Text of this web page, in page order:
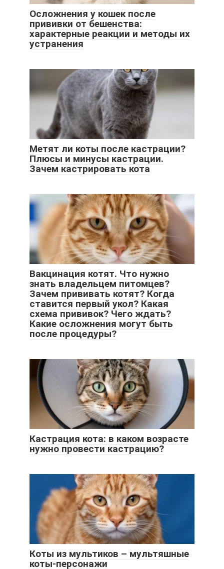
Осложнения у кошек после
прививки от бешенства:
характерные реакции и методы их
устранения
Метят ли коты после кастрации?
Плюсы и минусы кастрации.
Зачем кастрировать кота
Вакцинация котят. Что нужно
знать владельцем питомцев?
Зачем прививать котят? Когда
ставится первый укол? Какая
схема прививок? Чего ждать?
Какие осложнения могут быть
после процедуры?
Кастрация кота: в каком возрасте
нужно провести кастрацию?
Коты из мультиков – мультяшные
коты-персонажи